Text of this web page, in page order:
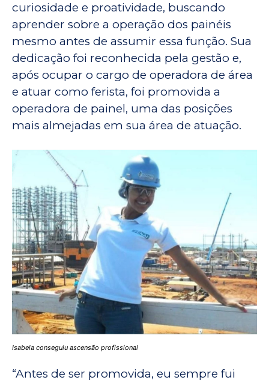
curiosidade e proatividade, buscando
aprender sobre a operação dos painéis
mesmo antes de assumir essa função. Sua
dedicação foi reconhecida pela gestão e,
após ocupar o cargo de operadora de área
e atuar como ferista, foi promovida a
operadora de painel, uma das posições
mais almejadas em sua área de atuação.
Isabela conseguiu ascensão profissional
“Antes de ser promovida, eu sempre fui